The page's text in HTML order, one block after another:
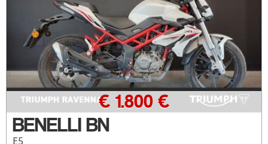
BENELLI BN
E5
€ 1.800 €